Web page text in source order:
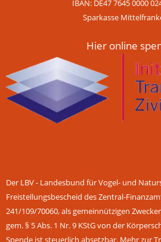
IBAN: DE47 7645 0000
Sparkasse
Hier online
Der LBV - Landesbund für Vogel- und
Freistellungsbescheid des Zentral-
241/109/70060, als gemeinnützigen
gem. § 5 Abs. 1 Nr. 9 KStG von der
Spende ist steuerlich absetzbar. Mehr zur